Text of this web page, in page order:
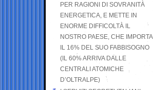
PER RAGIONI DI SOVRANITÀ
ENERGETICA, E METTE IN
ENORME DIFFICOLTÀ IL
NOSTRO PAESE, CHE IMPORTA
IL 16% DEL SUO FABBISOGNO
(IL 60% ARRIVA DALLE
CENTRALI ATOMICHE
D’OLTRALPE)